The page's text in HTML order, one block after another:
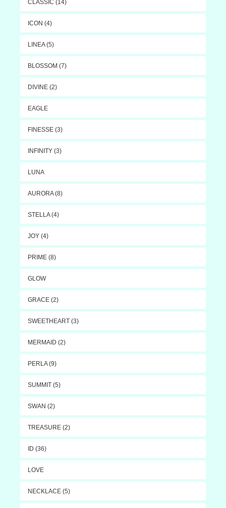
CLASSIC (14)
ICON (4)
LINEA (5)
BLOSSOM (7)
DIVINE (2)
EAGLE
FINESSE (3)
INFINITY (3)
LUNA
AURORA (8)
STELLA (4)
JOY (4)
PRIME (8)
GLOW
GRACE (2)
SWEETHEART (3)
MERMAID (2)
PERLA (9)
SUMMIT (5)
SWAN (2)
TREASURE (2)
ID (36)
LOVE
NECKLACE (5)